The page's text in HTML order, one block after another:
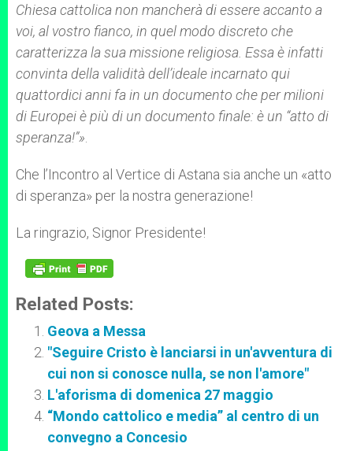
Chiesa cattolica non mancherà di essere accanto a
voi, al vostro fianco, in quel modo discreto che
caratterizza la sua missione religiosa. Essa è infatti
convinta della validità dell’ideale incarnato qui
quattordici anni fa in un documento che per milioni
di Europei è più di un documento finale: è un “atto di
speranza!”»
Che l’Incontro al Vertice di Astana sia anche un «atto
di speranza» per la nostra generazione!
La ringrazio, Signor Presidente!
Related Posts:
Geova a Messa
"Seguire Cristo è lanciarsi in un'avventura di
cui non si conosce nulla, se non l'amore"
L'aforisma di domenica 27 maggio
“Mondo cattolico e media” al centro di un
convegno a Concesio